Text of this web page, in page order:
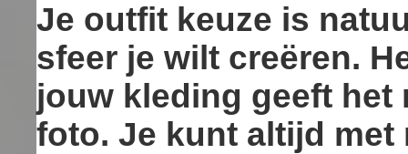
Je outfit keuze is
sfeer je wilt creëren.
jouw kleding geeft het
foto. Je kunt altijd